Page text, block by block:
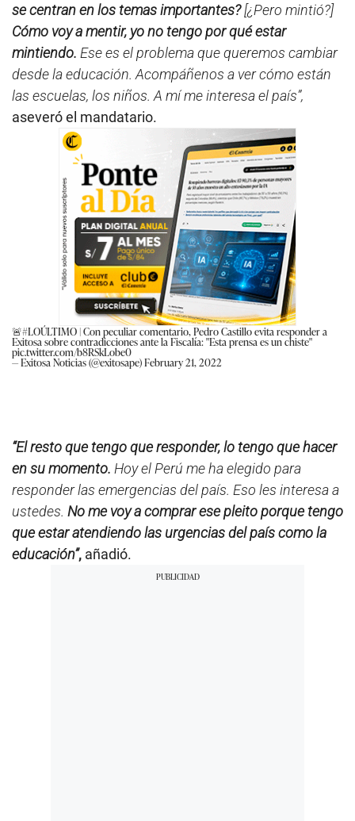
se centran en los temas importantes?[¿Pero mintió?]
Cómo voy a mentir, yo no tengo por qué estar
mintiendo. Ese es el problema que queremos cambiar
desde la educación. Acompáñenos a ver cómo están
las escuelas, los niños. A mí me interesa el país”,
aseveró el mandatario.
🚨#LOÚLTIMO | Con peculiar comentario, Pedro Castillo evita responder a
Exitosa sobre contradicciones ante la Fiscalía: "Esta prensa es un chiste"
pic.twitter.com/b8RSkLobe0
— Exitosa Noticias (@exitosape)February 21, 2022
“El resto que tengo que responder, lo tengo que hacer
en su momento. Hoy el Perú me ha elegido para
responder las emergencias del país. Eso les interesa a
ustedes. No me voy a comprar ese pleito porque tengo
que estar atendiendo las urgencias del país como la
educación”, añadió.